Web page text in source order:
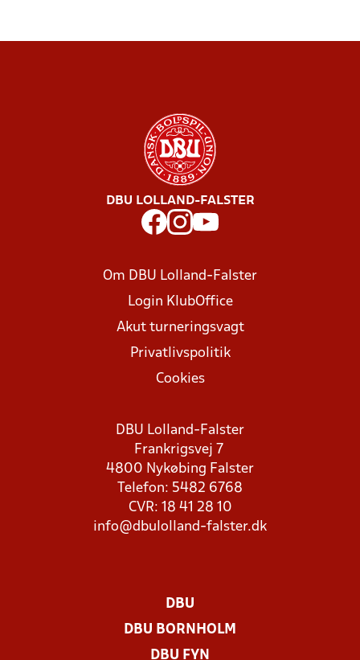
DBU LOLLAND-FALSTER
Om DBU Lolland-Falster
Login KlubOffice
Akut turneringsvagt
Privatlivspolitik
Cookies
DBU Lolland-Falster
Frankrigsvej 7
4800 Nykøbing Falster
Telefon: 5482 6768
CVR: 18 41 28 10
info@dbulolland-falster.dk
DBU
DBU BORNHOLM
DBU FYN